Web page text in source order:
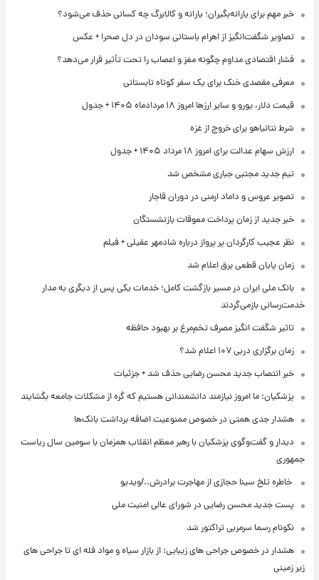
خبر مهم برای یارانه‌بگیران؛ یارانه و کالابرگ چه کسانی حذف می‌شود؟
تصاویر شگفت‌انگیز از اهرام باستانی سودان در دل صحرا + عکس
فشار اقتصادی مداوم چگونه مغز و اعصاب را تحت تأثیر قرار می‌دهد؟
معرفی مقصدی خنک برای یک سفر کوتاه تابستانی
قیمت دلار، یورو و سایر ارزها امروز ۱۸ مردادماه ۱۴۰۵ + جدول
شرط نتانیاهو برای خروج از غزه
ارزش سهام عدالت برای امروز ۱۸ مرداد ۱۴۰۵ + جدول
تیم جدید مجتبی جباری مشخص شد
تصویر عروس و داماد ارمنی در دوران قاجار
خبر جدید از زمان پرداخت معوقات بازنشستگان
نظر عجیب کارگردان پر پرواز درباره شادمهر عقیلی + فیلم
زمان پایان قطعی برق اعلام شد
بانک ملی ایران در مسیر بازگشت کامل؛ خدمات یکی پس از دیگری به مدار
خدمت‌رسانی بازمی‌گردند
تاثیر شگفت انگیز مصرف تخم‌مرغ بر بهبود حافظه
زمان برگزاری دربی ۱۰۷ اعلام شد؟
خبر انتصاب جدید محسن رضایی حذف شد + جزئیات
پزشکیان: ما امروز نیازمند دانشمندانی هستیم که گره از مشکلات جامعه بگشایند
هشدار جدی همتی در خصوص ممنوعیت اضافه ‌برداشت بانک‌ها
دیدار و گفت‌وگوی پزشکیان با رهبر معظم انقلاب همزمان با سومین سال ریاست
جمهوری
⁨ خاطره تلخ سینا حجازی از مهاجرت برادرش../ویدیو
پست جدید محسن رضایی در شورای عالی امنیت ملی
نکونام رسما سرمربی تراکتور شد
هشدار در خصوص جراحی های زیبایی: از بازار سیاه و مواد فله ای تا جراحی های
زیر زمینی